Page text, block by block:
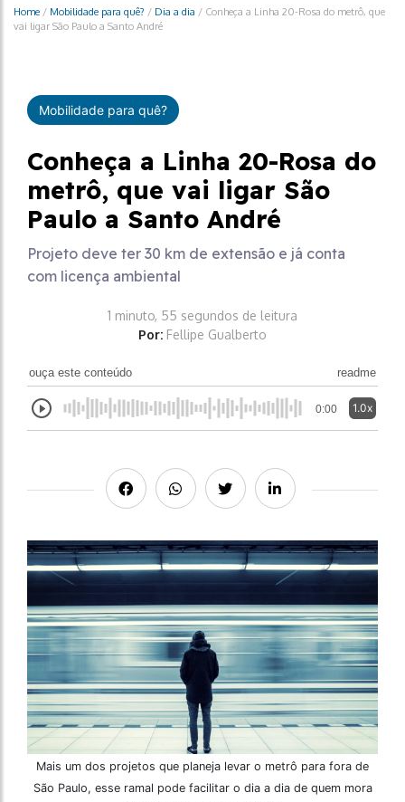
Home / Mobilidade para quê? / Dia a dia / Conheça a Linha 20-Rosa do metrô, que
vai ligar São Paulo a Santo André
Mobilidade para quê?
Conheça a Linha 20-Rosa do
metrô, que vai ligar São
Paulo a Santo André
Projeto deve ter 30 km de extensão e já conta
com licença ambiental
1 minuto, 55 segundos de leitura
Por: Fellipe Gualberto
ouça este conteúdo readme
0:00 1.0x
Mais um dos projetos que planeja levar o metrô para fora de
São Paulo, esse ramal pode facilitar o dia a dia de quem mora